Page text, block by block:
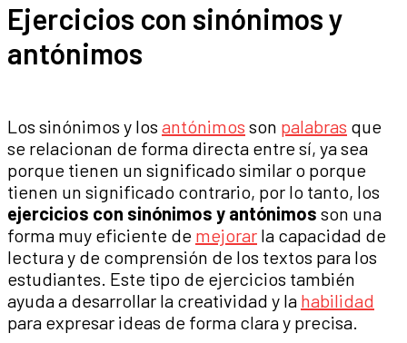
Ejercicios con sinónimos y
antónimos
Los sinónimos y los antónimos son palabras que
se relacionan de forma directa entre sí, ya sea
porque tienen un significado similar o porque
tienen un significado contrario, por lo tanto, los
ejercicios con sinónimos y antónimos son una
forma muy eficiente de mejorar la capacidad de
lectura y de comprensión de los textos para los
estudiantes. Este tipo de ejercicios también
ayuda a desarrollar la creatividad y la habilidad
para expresar ideas de forma clara y precisa.